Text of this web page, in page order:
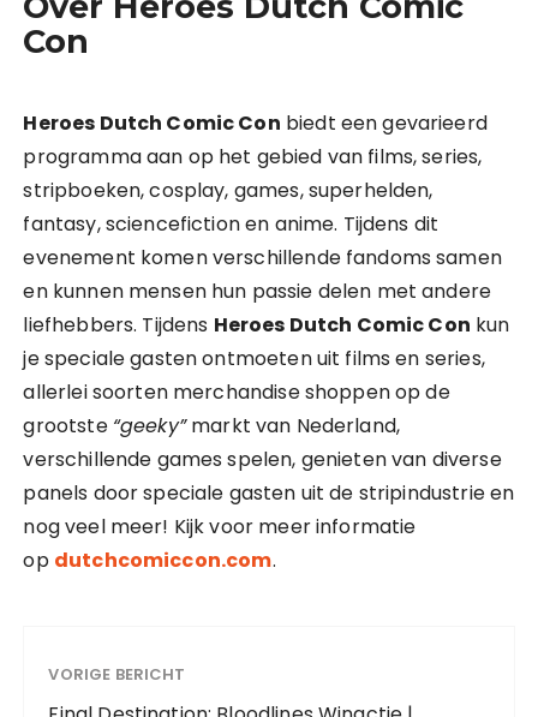
Con
Heroes Dutch Comic Con biedt een gevarieerd
programma aan op het gebied van films, series,
stripboeken, cosplay, games, superhelden,
fantasy, sciencefiction en anime. Tijdens dit
evenement komen verschillende fandoms samen
en kunnen mensen hun passie delen met andere
liefhebbers. Tijdens Heroes Dutch Comic Con kun
je speciale gasten ontmoeten uit films en series,
allerlei soorten merchandise shoppen op de
grootste “geeky”markt van Nederland,
verschillende games spelen, genieten van diverse
panels door speciale gasten uit de stripindustrie en
nog veel meer! Kijk voor meer informatie
op dutchcomiccon.com.
VORIGE BERICHT